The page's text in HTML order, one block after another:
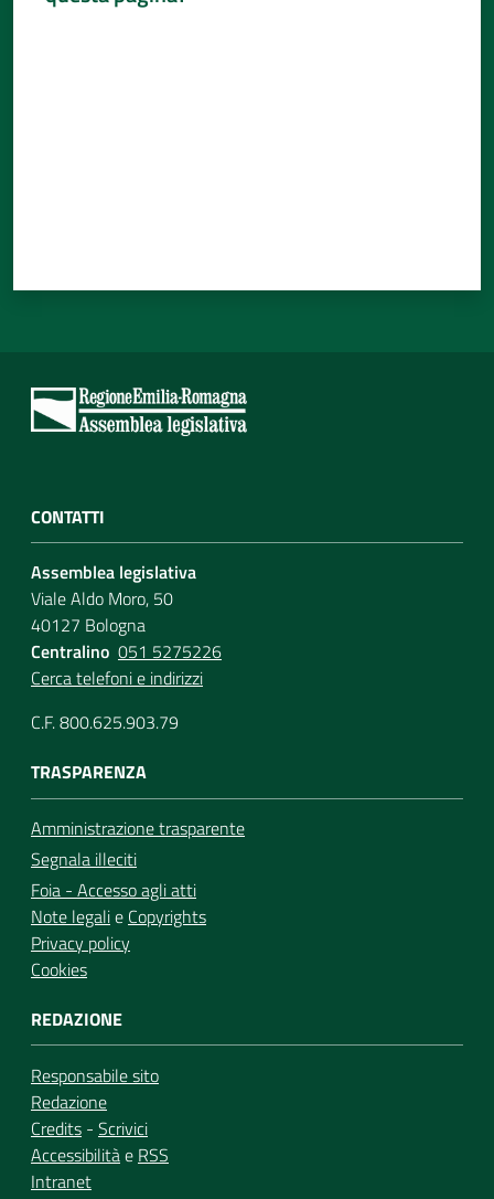
CONTATTI
Assemblea legislativa
Viale Aldo Moro, 50
40127 Bologna
Centralino 051 5275226
Cerca telefoni e indirizzi
C.F. 800.625.903.79
TRASPARENZA
Amministrazione trasparente
Segnala illeciti
Foia - Accesso agli atti
Note legalie Copyrights
Privacy policy
Cookies
REDAZIONE
Responsabile sito
Redazione
Credits - Scrivici
Accessibilitàe RSS
Intranet